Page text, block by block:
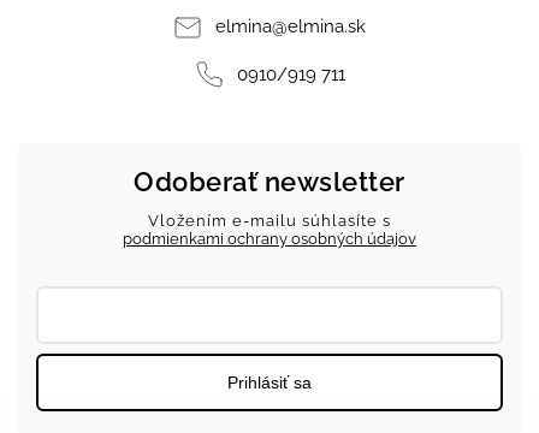
elmina@elmina.sk
0910/919 711
Odoberať newsletter
Vložením e-mailu súhlasíte s
podmienkami ochrany osobných údajov
Prihlásiť sa